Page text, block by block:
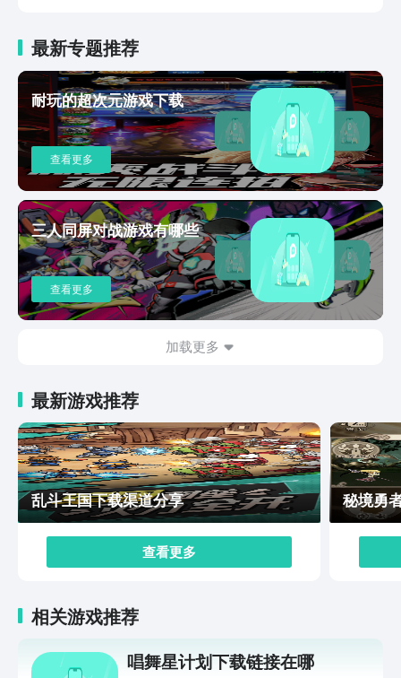
娃娃的专属形象，还可以通过这个玩法实现自己做一名服
装设计师。在里面通过妆容去改造娃娃的面部神清、五官
视觉感，通过选布料、画服装图纸，去制作一身华丽的中
国服饰，这些光想想就十分有趣，而且里面不管是化妆还
是换装的素材都特别海量，玩家们可以任意自主选择哦。
除此之外，关于这个游戏的社交玩法，在里面玩家们可以
探索浪漫剧情，和心动的男伴在美丽的街头不期而遇，如
果没有伴侣也可以选择自己在湖边钓鱼，放松一下子身
心，钓完鱼还可以和自己的好朋友在里面烤鱼吃，享受惬
意的奇遇时光，幸运的话，还会遇到很多和你一样美丽
的“钓友”，可以一起每天约定好在老地方钓鱼哦。唱舞星
计划下载预约地址小编今天就分享到这里结束咯，实际上
这个游戏比小编介绍的更加丰富有趣哦，如果你也想去体
验这个3d休闲游戏，可以按照小编所说，根据链接去预约
哦，游戏在不久便会开启它的正式公测哦。
最新专题推荐
耐玩的超次元游戏下载
查看更多
三人同屏对战游戏有哪些
查看更多
加载更多
最新游戏推荐
乱斗王国下载渠道分享
查看更多
秘境勇
相关游戏推荐
唱舞星计划下载链接在哪